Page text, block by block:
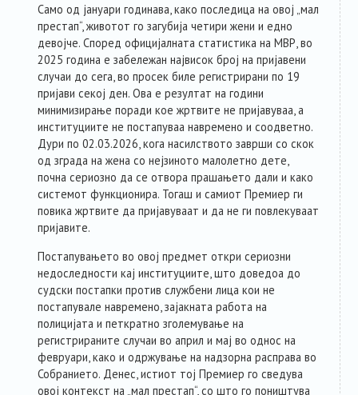
Само од јануари годинава, како последица на овој „мал
престап“, животот го загубија четири жени и едно
девојче. Според официјалната статистика на МВР, во
2025 година е забележан највисок број на пријавени
случаи до сега, во просек биле регистрирани по 19
пријави секој ден. Ова е резултат на години
минимизирање поради кое жртвите не пријавуваа, а
институциите не постапуваа навремено и соодветно.
Дури по 02.03.2026, кога насилството заврши со скок
од зграда на жена со нејзиното малолетно дете,
почна сериозно да се отвора прашањето дали и како
системот функционира. Тогаш и самиот Премиер ги
повика жртвите да пријавуваат и да не ги повлекуваат
пријавите.
Постапувањето во овој предмет откри сериозни
недоследности кај институциите, што доведоа до
судски постапки против службени лица кои не
постапувале навремено, зајакната работа на
полицијата и петкратно зголемување на
регистрираните случаи во април и мај во однос на
февруари, како и одржување на надзорна расправа во
Собранието. Денес, истиот тој Премиер го сведува
овој контекст на „мал престап“, со што го поништува